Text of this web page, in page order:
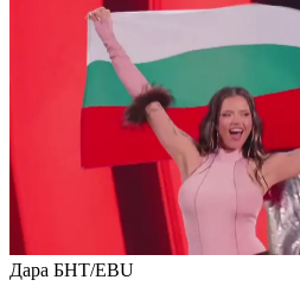
Дара БНТ/EBU